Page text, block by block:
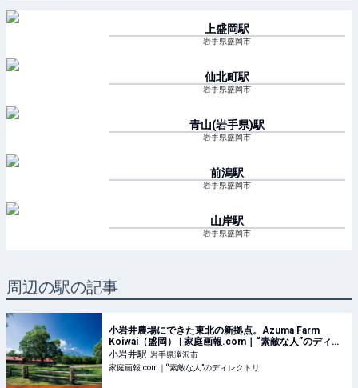
上盛岡駅
岩手県盛岡市
仙北町駅
岩手県盛岡市
青山(岩手県)駅
岩手県盛岡市
前潟駅
岩手県盛岡市
山岸駅
岩手県盛岡市
周辺の駅の記事
小岩井農場にできた東北の新拠点。Azuma Farm
Koiwai（盛岡） | 家庭画報.com｜“素敵な人”のディレ
クトリ
小岩井駅 岩手県滝沢市
家庭画報.com｜“素敵な人”のディレクトリ